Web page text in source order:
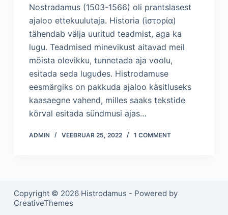
Nostradamus (1503-1566) oli prantslasest
ajaloo ettekuulutaja. Historia (ἱστορία)
tähendab välja uuritud teadmist, aga ka
lugu. Teadmised minevikust aitavad meil
mõista olevikku, tunnetada aja voolu,
esitada seda lugudes. Histrodamuse
eesmärgiks on pakkuda ajaloo käsitluseks
kaasaegne vahend, milles saaks tekstide
kõrval esitada sündmusi ajas…
ADMIN VEEBRUAR 25, 2022 1 COMMENT
Copyright © 2026 Histrodamus - Powered by
CreativeThemes